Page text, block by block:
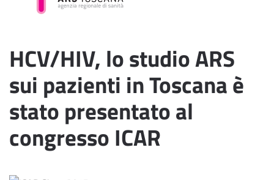
HCV/HIV, lo studio ARS
sui pazienti in Toscana è
stato presentato al
congresso ICAR